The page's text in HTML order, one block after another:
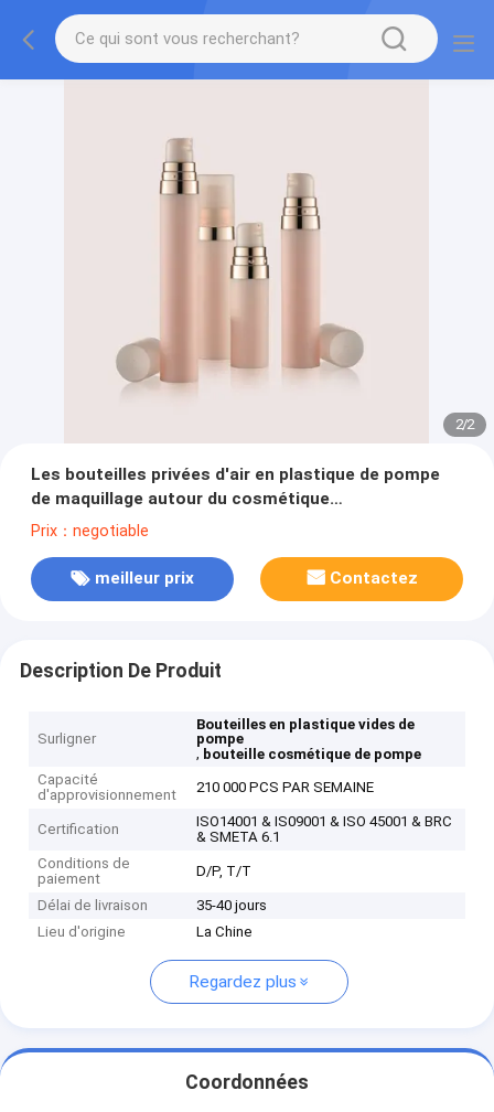
2/2
Les bouteilles privées d'air en plastique de pompe
de maquillage autour du cosmétique
5ML/8ML/10ML/15ML vide met GR106A/B/C/D en
Prix：negotiable
meilleur prix Contactez
Description De Produit
Surligner
Bouteilles en plastique vides de
pompe
, bouteille cosmétique de pompe
Capacité
d'approvisionnement
210 000 PCS PAR SEMAINE
Certification
ISO14001 & IS09001 & ISO 45001 & BRC
& SMETA 6.1
Conditions de
paiement
D/P, T/T
Délai de livraison
35-40 jours
Lieu d'origine
La Chine
Regardez plus
Coordonnées